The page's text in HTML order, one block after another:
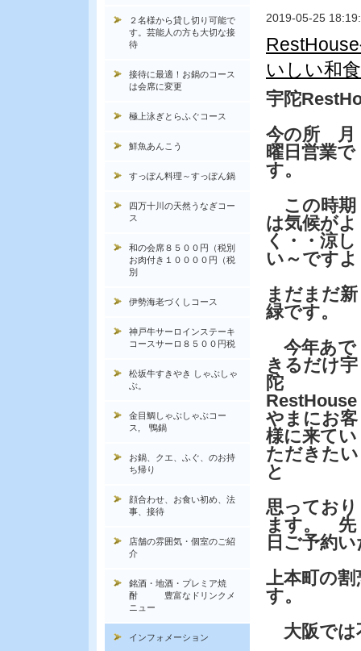
2019-05-25
いしい和
宇陀
今の所 月
曜日営業で
す。
この時期
は気候がよ
く・・涼し
い～ですよ
まだまだ新
緑です。
今年あで
きるだけ宇
陀
RestHouse
やまにお客
様に来てい
ただきたい
と
思っており
ます。 先
日ご予約
上本町の
す。
大阪では
２名様から貸し切り可能で
す。芸能人の方も大切な接
待
接待に最適！お鍋のコース
は会席に変更
極上泳ぎとらふぐコース
鮮魚あんこう
すっぽん料理～すっぽん鍋
四万十川の天然うなぎコー
ス
和の会席８５００円（税別
お肉付き１００００円（税
別
伊勢海老づくしコース
神戸牛サーロインステーキ
コースサーロ８５００円税
松坂牛すきやき しゃぶしゃ
ぶ。
金目鯛しゃぶしゃぶコー
ス, 鴨鍋
お鍋、クエ、ふぐ、のお持
ち帰り
顔合わせ、お食い初め、法
事、接待
店舗の雰囲気・個室のご紹
介
銘酒・地酒・プレミア焼
酎 豊富なドリンクメ
ニュー
インフォメーション